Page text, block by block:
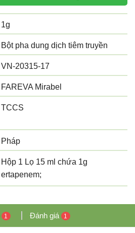
1g
Bột pha dung dịch tiêm truyền
VN-20315-17
FAREVA Mirabel
TCCS
Pháp
Hộp 1 Lọ 15 ml chứa 1g
ertapenem;
1 Đánh giá 1